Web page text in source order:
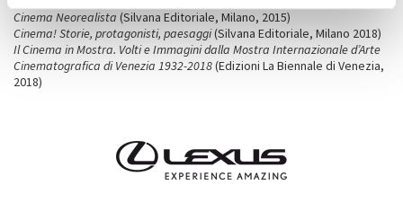
Cinema Neorealista (Silvana Editoriale, Milano, 2015)
Cinema! Storie, protagonisti, paesaggi(Silvana Editoriale, Milano 2018)
Il Cinema in Mostra. Volti e Immagini dalla Mostra Internazionale d’Arte
Cinematografica di Venezia 1932-2018(Edizioni La Biennale di Venezia,
2018)